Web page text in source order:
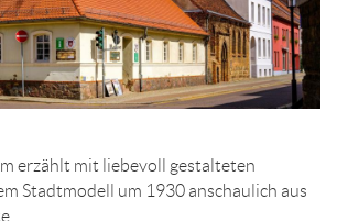
erzählt mit liebevoll gestalteten
Stadtmodell um 1930 anschaulich aus